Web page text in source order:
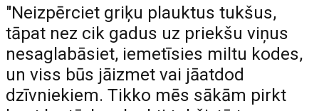
"Neizpērciet griķu plauktus tukšus,
tāpat nez cik gadus uz priekšu viņus
nesaglabāsiet, iemetīsies miltu kodes,
un viss būs jāizmet vai jāatdod
dzīvniekiem. Tikko mēs sākām pirkt